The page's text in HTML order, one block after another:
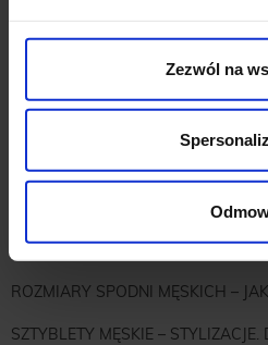
Zezwól na
PASEK MĘSKI – JAK NOSIĆ I JAK
JAKA MARYNARKA DO JEANSÓW
JAKIE SKARPETKI PASUJĄ DO
SPODNIE? STYLIZACJE MĘSKIE
I SPODNIE DO NICH PASUJĄ?
ROZMIARY SPODNI MĘSKICH –
SZTYBLETY MĘSKIE –